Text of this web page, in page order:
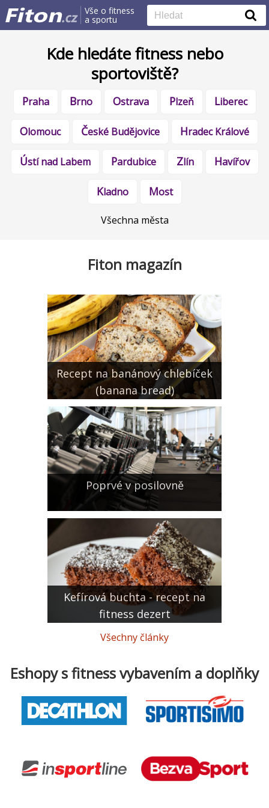
Vše o fitness
a sportu
Kde hledáte fitness nebo
sportoviště?
Praha Brno Ostrava Plzeň Liberec
Olomouc České Budějovice Hradec Králové
Ústí nad Labem Pardubice Zlín Havířov
Kladno Most
Všechna města
Fiton magazín
Recept na banánový chlebíček
(banana bread)
Poprvé v posilovně
Kefírová buchta - recept na
fitness dezert
Všechny články
Eshopy s fitness vybavením a doplňky